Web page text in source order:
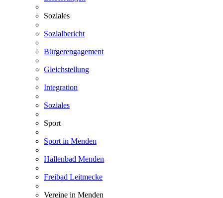
Soziales
Sozialbericht
Bürgerengagement
Gleichstellung
Integration
Soziales
Sport
Sport in Menden
Hallenbad Menden
Freibad Leitmecke
Vereine in Menden